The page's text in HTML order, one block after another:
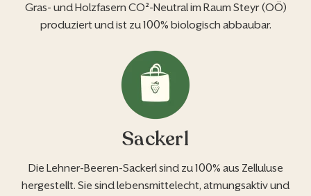
Gras- und Holzfasern CO²-Neutral im Raum Steyr (OÖ)
produziert und ist zu 100% biologisch abbaubar.
Sackerl
Die Lehner-Beeren-Sackerl sind zu 100% aus Zelluluse
hergestellt. Sie sind lebensmittelecht, atmungsaktiv und